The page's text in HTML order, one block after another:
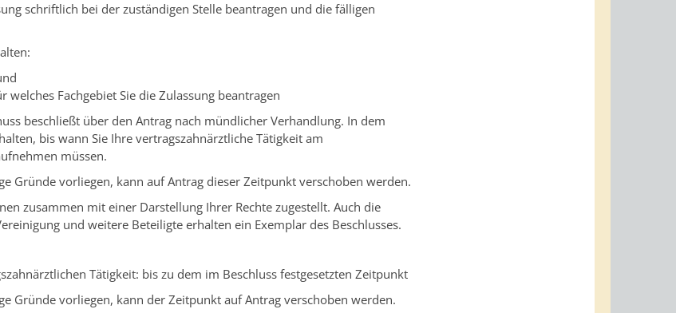
schriftlich bei der zuständigen Stelle beantragen und die fälligen
welches Fachgebiet Sie die Zulassung beantragen
beschließt über den Antrag nach mündlicher Verhandlung. In dem
bis wann Sie Ihre vertragszahnärztliche Tätigkeit am
müssen.
Gründe vorliegen, kann auf Antrag dieser Zeitpunkt verschoben werden.
zusammen mit einer Darstellung Ihrer Rechte zugestellt.Auch die
und weitere Beteiligte erhalten ein Exemplar des Beschlusses.
Tätigkeit: bis zu dem im Beschluss festgesetzten Zeitpunkt
Gründe vorliegen, kann der Zeitpunkt auf Antrag verschoben werden.